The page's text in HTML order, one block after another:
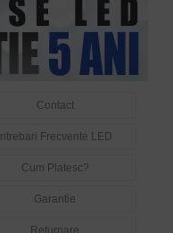
Contact
Intrebari Frecvente LED
Cum Platesc?
Garantie
Returnare